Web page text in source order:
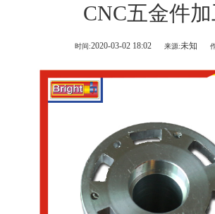
CNC五金件
时间:2020-03-02 18:02 来源:未知